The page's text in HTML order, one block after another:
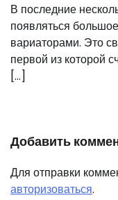
В последние
появляться
вариаторами. Это
первой из которой
[…]
Добавить
Для отправки
авторизоваться.